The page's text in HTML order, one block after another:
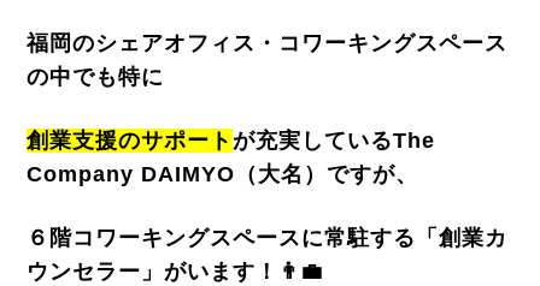
福岡のシェアオフィス・コワーキングスペース
の中でも特に
創業支援のサポート が充実しているThe
Company DAIMYO（大名）ですが、
６階コワーキングスペースに常駐する「創業カ
ウンセラー」がいます！👨‍💼